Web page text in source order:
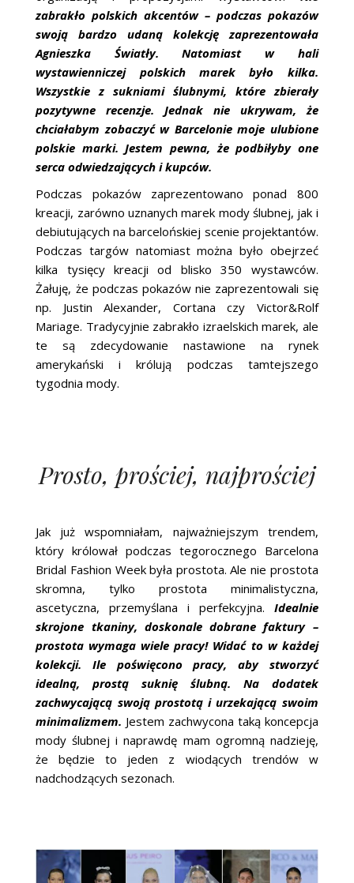
zabrakło polskich akcentów – podczas pokazów
swoją bardzo udaną kolekcję zaprezentowała
Agnieszka Światły. Natomiast w hali
wystawienniczej polskich marek było kilka.
Wszystkie z sukniami ślubnymi, które zbierały
pozytywne recenzje. Jednak nie ukrywam, że
chciałabym zobaczyć w Barcelonie moje ulubione
polskie marki. Jestem pewna, że podbiłyby one
serca odwiedzających i kupców.
Podczas pokazów zaprezentowano ponad 800
kreacji, zarówno uznanych marek mody ślubnej, jak i
debiutujących na barcelońskiej scenie projektantów.
Podczas targów natomiast można było obejrzeć
kilka tysięcy kreacji od blisko 350 wystawców.
Żałuję, że podczas pokazów nie zaprezentowali się
np. Justin Alexander, Cortana czy Victor&Rolf
Mariage. Tradycyjnie zabrakło izraelskich marek, ale
te są zdecydowanie nastawione na rynek
amerykański i królują podczas tamtejszego
tygodnia mody.
Prosto, prościej, najprościej
Jak już wspomniałam, najważniejszym trendem,
który królował podczas tegorocznego Barcelona
Bridal Fashion Week była prostota. Ale nie prostota
skromna, tylko prostota minimalistyczna,
ascetyczna, przemyślana i perfekcyjna. Idealnie
skrojone tkaniny, doskonale dobrane faktury –
prostota wymaga wiele pracy! Widać to w każdej
kolekcji. Ile poświęcono pracy, aby stworzyć
idealną, prostą suknię ślubną. Na dodatek
zachwycającą swoją prostotą i urzekającą swoim
minimalizmem. Jestem zachwycona taką koncepcja
mody ślubnej i naprawdę mam ogromną nadzieję,
że będzie to jeden z wiodących trendów w
nadchodzących sezonach.